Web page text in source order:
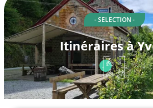
- SELECTION -
Itinéraires à